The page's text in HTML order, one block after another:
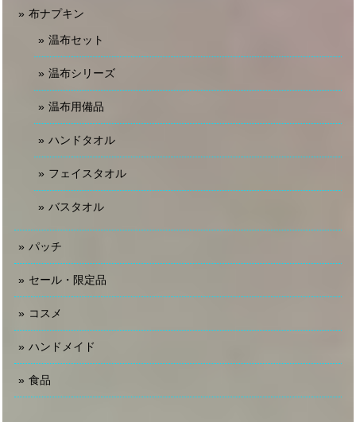
布ナプキン
温布セット
温布シリーズ
温布用備品
ハンドタオル
フェイスタオル
バスタオル
パッチ
セール・限定品
コスメ
ハンドメイド
食品